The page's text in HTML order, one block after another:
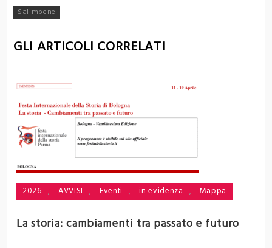
Salimbene
GLI ARTICOLI CORRELATI
2026 , AVVISI , Eventi , in evidenza , Mappa
La storia: cambiamenti tra passato e futuro